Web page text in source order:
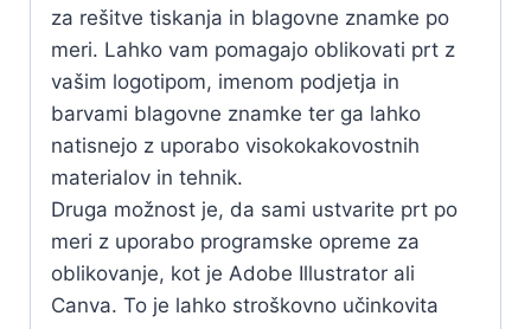
za rešitve tiskanja in blagovne znamke po
meri. Lahko vam pomagajo oblikovati prt z
vašim logotipom, imenom podjetja in
barvami blagovne znamke ter ga lahko
natisnejo z uporabo visokokakovostnih
materialov in tehnik.
Druga možnost je, da sami ustvarite prt po
meri z uporabo programske opreme za
oblikovanje, kot je Adobe Illustrator ali
Canva. To je lahko stroškovno učinkovita